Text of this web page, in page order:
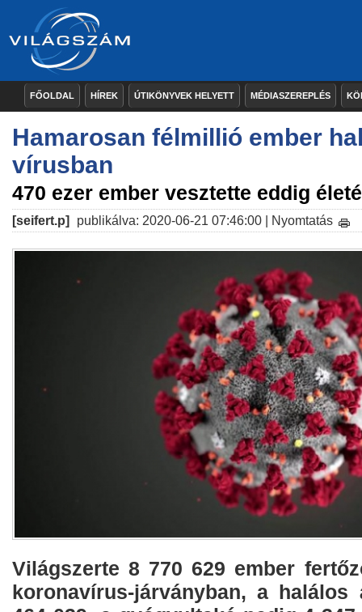
FŐOLDAL HÍREK ÚTIKÖNYVEK HELYETT MÉDIASZEREPLÉS
Hamarosan félmillió ember
vírusban
470 ezer ember vesztette eddig
[seifert.p] publikálva: 2020-06-21 07:46:00 | Nyomtatás
Világszerte 8 770 629 ember
koronavírus-járványban, a halálos